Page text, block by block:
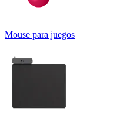
Mouse para juegos